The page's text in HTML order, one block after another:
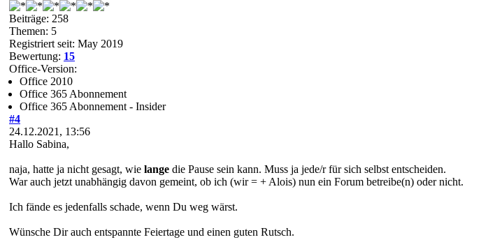
Beiträge: 258
Themen: 5
Registriert seit: May 2019
Bewertung: 15
Office-Version:
Office 2010
Office 365 Abonnement
Office 365 Abonnement - Insider
#4
24.12.2021, 13:56
Hallo Sabina,
naja, hatte ja nicht gesagt, wie lange die Pause sein kann. Muss ja jede/r für sich selbst entscheiden.
War auch jetzt unabhängig davon gemeint, ob ich (wir = + Alois) nun ein Forum betreibe(n) oder nicht.
Ich fände es jedenfalls schade, wenn Du weg wärst.
Wünsche Dir auch entspannte Feiertage und einen guten Rutsch.